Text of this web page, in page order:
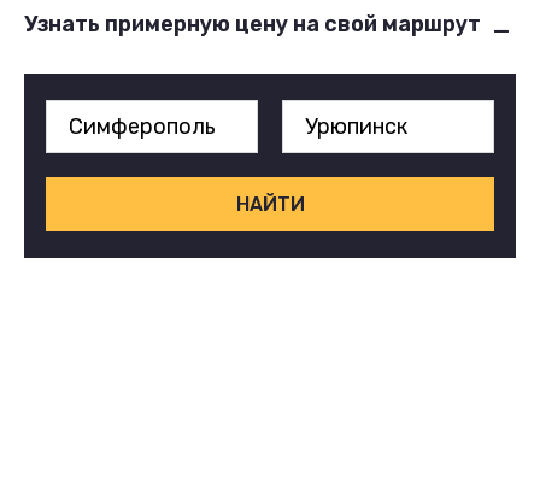
Узнать примерную цену на свой маршрут
НАЙТИ